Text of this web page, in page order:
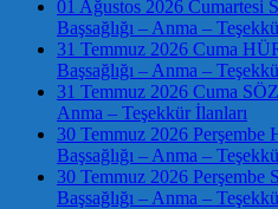
01 Ağustos 2026 Cumartesi
Başsağlığı – Anma –
31 Temmuz 2026 Cuma
Başsağlığı – Anma –
31 Temmuz 2026 Cuma
Anma – Teşekkür İlanları
30 Temmuz 2026
Başsağlığı – Anma –
30 Temmuz 2026
Başsağlığı – Anma –